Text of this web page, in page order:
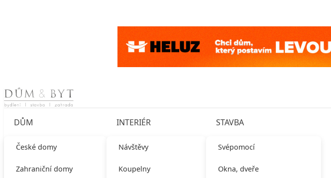
Skip to content
DŮM
České domy
Zahraniční domy
INTERIÉR
Návštěvy
Koupelny
STAVBA
Svépomocí
Okna, dveře